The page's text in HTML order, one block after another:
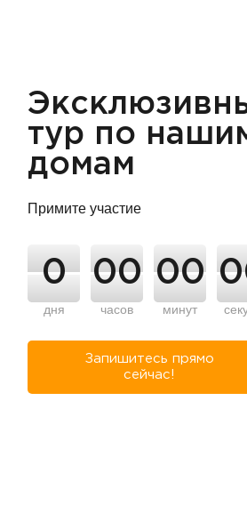
тур по
домам
Примите участие
0
дня
00
часов
00
минут
Запишитесь прямо
сейчас!